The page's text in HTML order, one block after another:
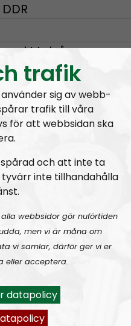
Malvå
satsa på?
välja bil som håller”
trafik
sig av webb-
trafik till våra
för att webbsidan ska
och att inte ta
inte tillhandahålla
webbsidor gör nuförtiden
men vi är måna om
vi samlar, därför ger vi er
eller acceptera.
datapolicy